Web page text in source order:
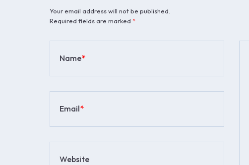
Your email address will not be published.
Required fields are marked *
Name*
Email*
Website